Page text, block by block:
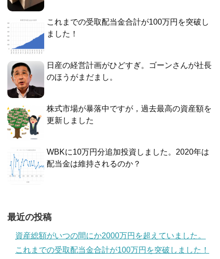
これまでの受取配当金合計が100万円を突破し
ました！
日産の経営計画がひどすぎ。ゴーンさんが社長
のほうがまだまし。
株式市場が暴落中ですが，過去最高の資産額を
更新しました
WBKに10万円分追加投資しました。2020年は
配当金は維持されるのか？
最近の投稿
資産総額がいつの間にか2000万円を超えていました。
これまでの受取配当金合計が100万円を突破しました！